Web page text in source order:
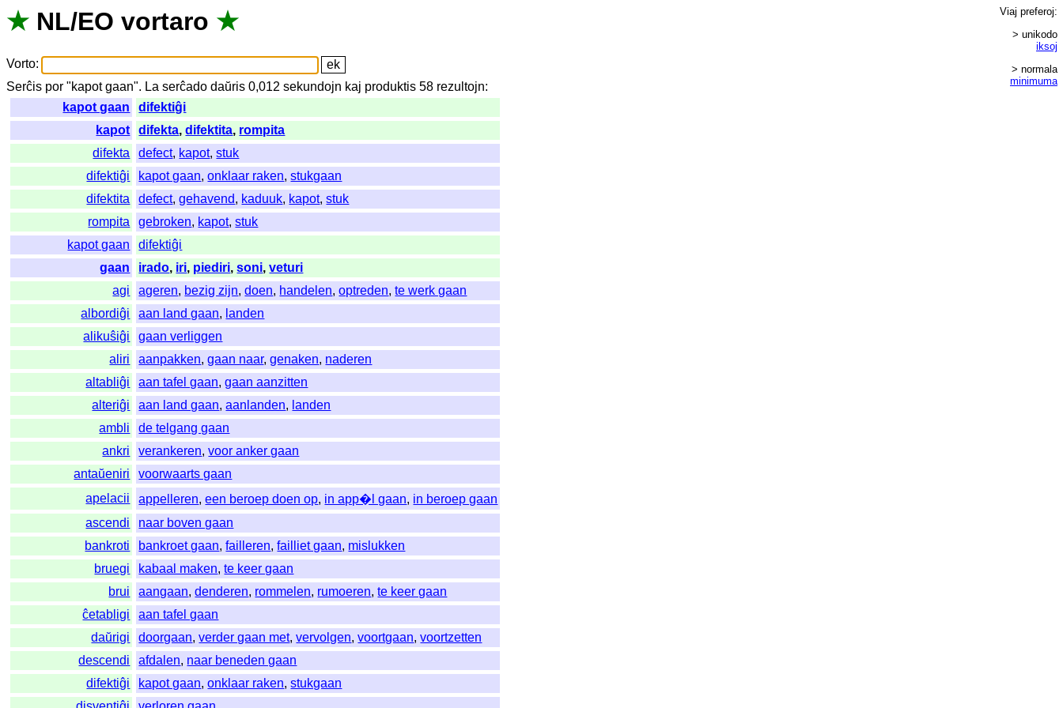
★ NL/EO vortaro ★
Vorto:
Serĉis por "kapot gaan". La serĉado daŭris 0,012sekundojn kaj produktis 58 rezultojn:
kapot gaan
difektiĝi
kapot
difekta,difektita, rompita
difekta
defect, kapot,stuk
difektiĝi
kapot gaan,onklaar raken,stukgaan
difektita
defect,gehavend, kaduuk, kapot,stuk
rompita
gebroken, kapot,stuk
kapot gaan
difektiĝi
gaan
irado, iri, piediri,soni,veturi
agi
ageren, bezig zijn,doen, handelen,optreden,te werk gaan
albordiĝi
aan land gaan, landen
alikuŝiĝi
gaan verliggen
aliri
aanpakken,gaan naar,genaken, naderen
altabliĝi
aan tafel gaan,gaan aanzitten
alteriĝi
aan land gaan,aanlanden, landen
ambli
de telgang gaan
ankri
verankeren,voor anker gaan
antaŭeniri
voorwaarts gaan
apelacii
appelleren,een beroep doen op, in app�l gaan, in beroep gaan
ascendi
naar boven gaan
bankroti
bankroet gaan,failleren,failliet gaan, mislukken
bruegi
kabaal maken,te keer gaan
brui
aangaan,denderen, rommelen, rumoeren,te keer gaan
ĉetabligi
aan tafel gaan
daŭrigi
doorgaan,verder gaan met,vervolgen,voortgaan,voortzetten
descendi
afdalen, naar beneden gaan
difektiĝi
kapot gaan,onklaar raken,stukgaan
Viaj preferoj:
> unikodo
iksoj
> normala
minimuma